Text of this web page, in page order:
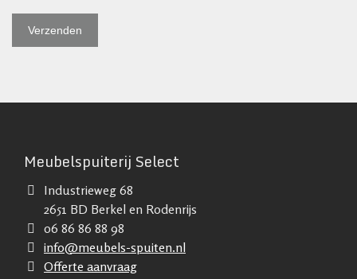
Meubelspuiterij Select
Industrieweg 68
2651 BD Berkel en Rodenrijs
06 86 86 88 98
info@meubels-spuiten.nl
Offerte aanvraag